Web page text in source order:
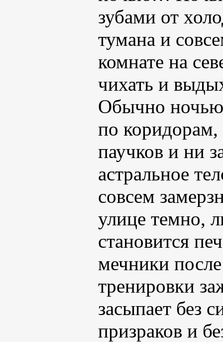
зубами от
тумана и
комнате на
чихать и
Обычно ночью
по коридорам,
паучков и ни
астральное
совсем
улице темно,
становится
мечники
тренировки
засыпает без
призраков и